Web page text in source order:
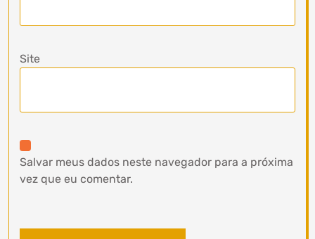
Site
Salvar meus dados neste navegador para a próxima
vez que eu comentar.